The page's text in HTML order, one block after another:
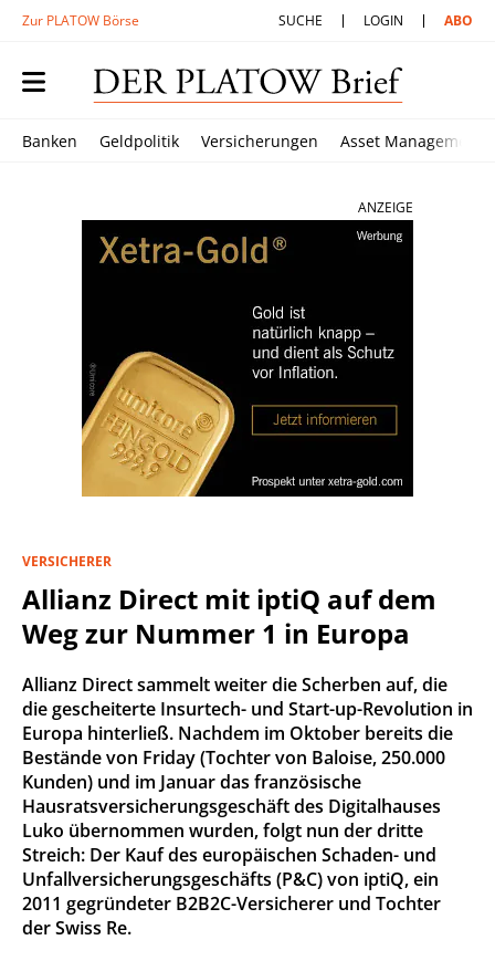
Zur PLATOW Börse SUCHE LOGIN ABO
Banken Geldpolitik Versicherungen Asset Management
ANZEIGE
VERSICHERER
Allianz Direct mit iptiQ auf dem
Weg zur Nummer 1 in Europa
Allianz Direct sammelt weiter die Scherben auf, die
die gescheiterte Insurtech- und Start-up-Revolution in
Europa hinterließ. Nachdem im Oktober bereits die
Bestände von Friday (Tochter von Baloise, 250.000
Kunden) und im Januar das französische
Hausratsversicherungsgeschäft des Digitalhauses
Luko übernommen wurden, folgt nun der dritte
Streich: Der Kauf des europäischen Schaden- und
Unfallversicherungsgeschäfts (P&C) von iptiQ, ein
2011 gegründeter B2B2C-Versicherer und Tochter
der Swiss Re.